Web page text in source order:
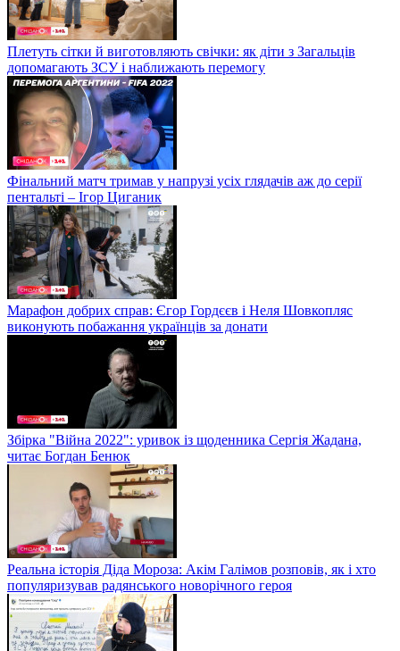
Плетуть сітки й виготовляють свічки: як діти з Загальців
допомагають ЗСУ і наближають перемогу
Фінальний матч тримав у напрузі усіх глядачів аж до серії
пентальті – Ігор Циганик
Марафон добрих справ: Єгор Гордєєв і Неля Шовкопляс
виконують побажання українців за донати
Збірка "Війна 2022": уривок із щоденника Сергія Жадана,
читає Богдан Бенюк
Реальна історія Діда Мороза: Акім Галімов розповів, як і хто
популяризував радянського новорічного героя